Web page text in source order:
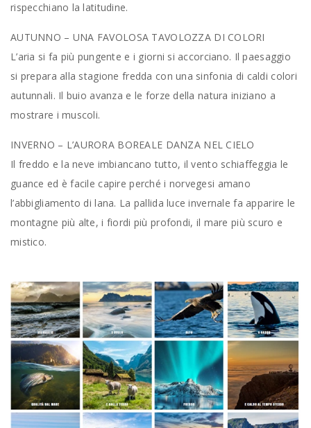
rispecchiano la latitudine.
AUTUNNO – UNA FAVOLOSA TAVOLOZZA DI COLORI
L’aria si fa più pungente e i giorni si accorciano. Il paesaggio
si prepara alla stagione fredda con una sinfonia di caldi colori
autunnali. Il buio avanza e le forze della natura iniziano a
mostrare i muscoli.
INVERNO – L’AURORA BOREALE DANZA NEL CIELO
Il freddo e la neve imbiancano tutto, il vento schiaffeggia le
guance ed è facile capire perché i norvegesi amano
l’abbigliamento di lana. La pallida luce invernale fa apparire le
montagne più alte, i fiordi più profondi, il mare più scuro e
mistico.